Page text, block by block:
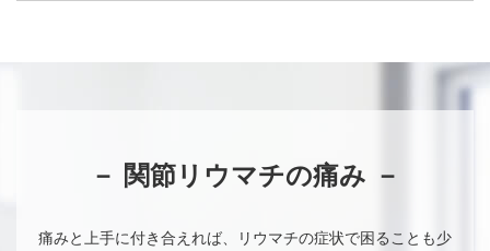
－ 関節リウマチの痛み －
痛みと上手に付き合えれば、リウマチの症状で困ることも少